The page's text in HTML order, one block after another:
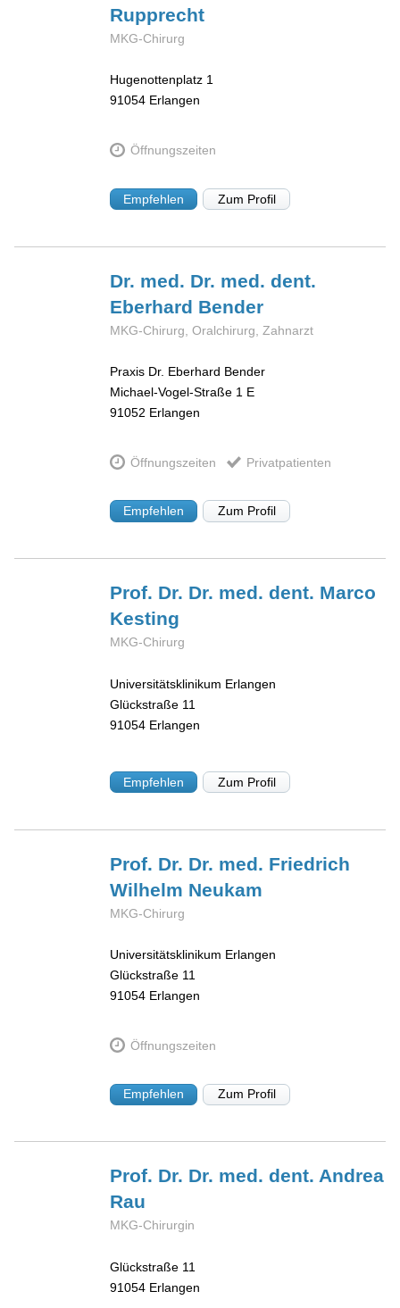
Rupprecht
MKG-Chirurg
Hugenottenplatz 1
91054 Erlangen
Öffnungszeiten
Empfehlen Zum Profil
Dr. med. Dr. med. dent.
Eberhard Bender
MKG-Chirurg, Oralchirurg, Zahnarzt
Praxis Dr. Eberhard Bender
Michael-Vogel-Straße 1 E
91052 Erlangen
Öffnungszeiten Privatpatienten
Empfehlen Zum Profil
Prof. Dr. Dr. med. dent. Marco
Kesting
MKG-Chirurg
Universitätsklinikum Erlangen
Glückstraße 11
91054 Erlangen
Empfehlen Zum Profil
Prof. Dr. Dr. med. Friedrich
Wilhelm Neukam
MKG-Chirurg
Universitätsklinikum Erlangen
Glückstraße 11
91054 Erlangen
Öffnungszeiten
Empfehlen Zum Profil
Prof. Dr. Dr. med. dent. Andrea
Rau
MKG-Chirurgin
Glückstraße 11
91054 Erlangen